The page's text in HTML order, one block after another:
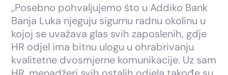
„Posebno pohvaljujemo što u Addiko Bank
Banja Luka njeguju sigurnu radnu okolinu u
kojoj se uvažava glas svih zaposlenih, gdje
HR odjel ima bitnu ulogu u ohrabrivanju
kvalitetne dvosmjerne komunikacije. Uz sam